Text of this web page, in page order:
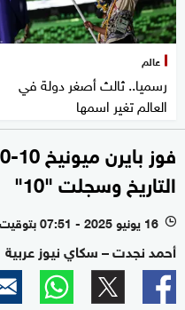
عالم
رسميا.. ثالث أصغر دولة في
العالم تغير اسمها
التاريخ وسجلت "10"
l 16 يونيو 2025 - 07:51 بتوقيت أبوظبي
أحمد نجدت – سكاي نيوز عربية